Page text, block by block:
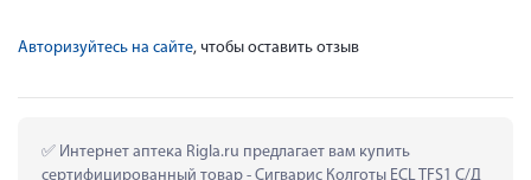
Авторизуйтесь на сайте, чтобы оставить отзыв
Интернет аптека Rigla.ru предлагает вам купить
сертифицированный товар - Сигварис Колготы ECL TFS1 С/Д